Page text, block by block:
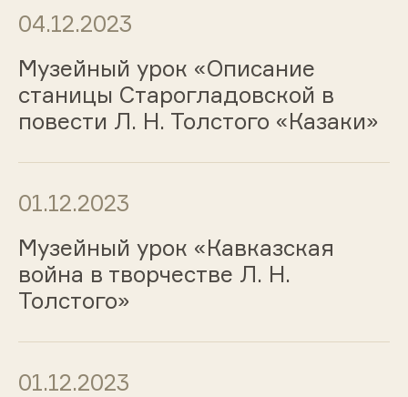
04.12.2023
Музейный урок «Описание
станицы Старогладовской в
повести Л. Н. Толстого «Казаки»
01.12.2023
Музейный урок «Кавказская
война в творчестве Л. Н.
Толстого»
01.12.2023